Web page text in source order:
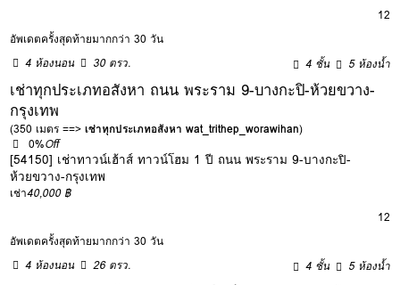
12
อัพเดตครั้งสุดท้ายมากกว่า 30 วัน
4 ห้องนอน
30 ตรว. 4 ชั้น 5 ห้องน้ำ
เช่าทุกประเภทอสังหา ถนน พระราม 9-บางกะปิ-ห้วยขวาง-
กรุงเทพ
(350 เมตร ==>เช่าทุกประเภทอสังหา wat_trithep_worawihan)
0%Off
[54150] เช่าทาวน์เฮ้าส์ ทาวน์โฮม 1 ปี ถนน พระราม 9-บางกะปิ-
ห้วยขวาง-กรุงเทพ
เช่า40,000 ฿
12
อัพเดตครั้งสุดท้ายมากกว่า 30 วัน
4 ห้องนอน
26 ตรว. 4 ชั้น 5 ห้องน้ำ